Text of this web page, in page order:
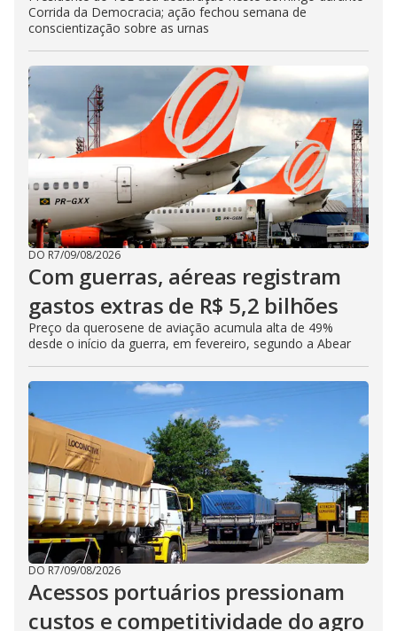
Corrida da Democracia; ação fechou semana de
conscientização sobre as urnas
DO R7/09/08/2026
Com guerras, aéreas registram
gastos extras de R$ 5,2 bilhões
Preço da querosene de aviação acumula alta de 49%
desde o início da guerra, em fevereiro, segundo a Abear
DO R7/09/08/2026
Acessos portuários pressionam
custos e competitividade do agro